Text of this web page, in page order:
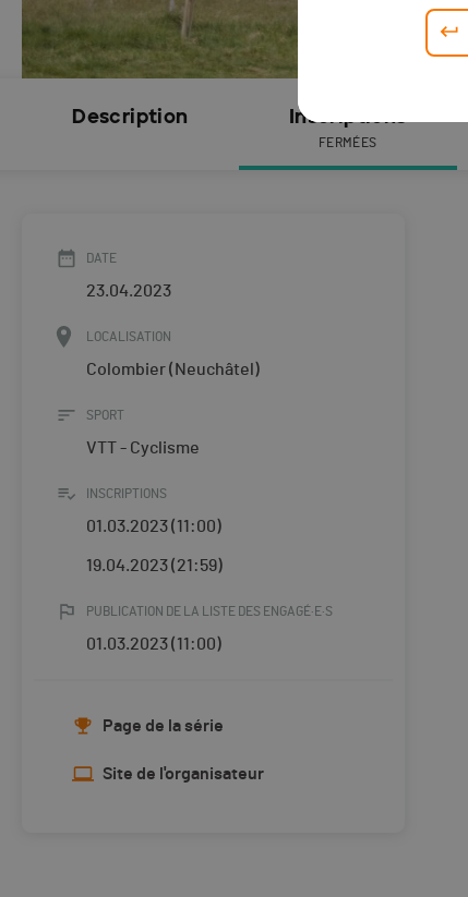
Description Inscriptions
FERMÉES
DATE
23.04.2023
LOCALISATION
Colombier (Neuchâtel)
SPORT
VTT - Cyclisme
INSCRIPTIONS
01.03.2023 (11:00)
19.04.2023 (21:59)
PUBLICATION DE LA LISTE DES ENGAGÉ·E·S
01.03.2023 (11:00)
Page de la série
Site de l'organisateur